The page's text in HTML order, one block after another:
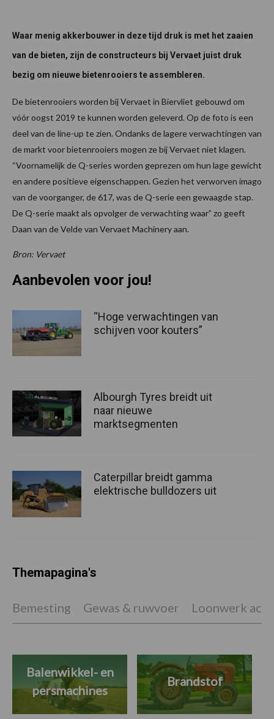
Waar menig akkerbouwer in deze tijd druk is met het zaaien
van de bieten, zijn de constructeurs bij Vervaet juist druk
bezig om nieuwe bietenrooiers te assembleren.
De bietenrooiers worden bij Vervaet in Biervliet gebouwd om
vóór oogst 2019 te kunnen worden geleverd. Op de foto is een
deel van de line-up te zien. Ondanks de lagere verwachtingen van
de markt voor bietenrooiers mogen ze bij Vervaet niet klagen.
“Voornamelijk de Q-series worden geprezen om hun lage gewicht
en andere positieve eigenschappen. Gezien het verworven imago
van de voorganger, de 617, was de Q-serie een gewaagde stap.
De Q-serie maakt als opvolger de verwachting waar” zo geeft
Daan van de Velde van Vervaet Machinery aan.
Bron: Vervaet
Aanbevolen voor jou!
“Hoge verwachtingen van
schijven voor kouters”
Albourgh Tyres breidt uit
naar nieuwe
marktsegmenten
Caterpillar breidt gamma
elektrische bulldozers uit
Themapagina's
Bemesting Gewas & ruwvoer Loonwerk
Balenwikkel- en
persmachines
Brandstof